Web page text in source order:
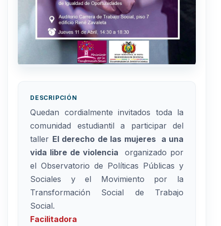
DESCRIPCIÓN
Quedan cordialmente invitados toda la
comunidad estudiantil a participar del
taller El derecho de las mujeres a una
vida libre de violencia organizado por
el Observatorio de Políticas Públicas y
Sociales y el Movimiento por la
Transformación Social de Trabajo
Social.
Facilitadora